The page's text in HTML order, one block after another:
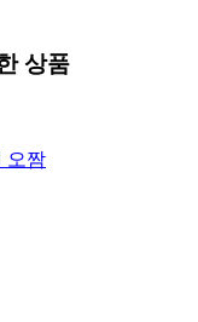
상품
오짬